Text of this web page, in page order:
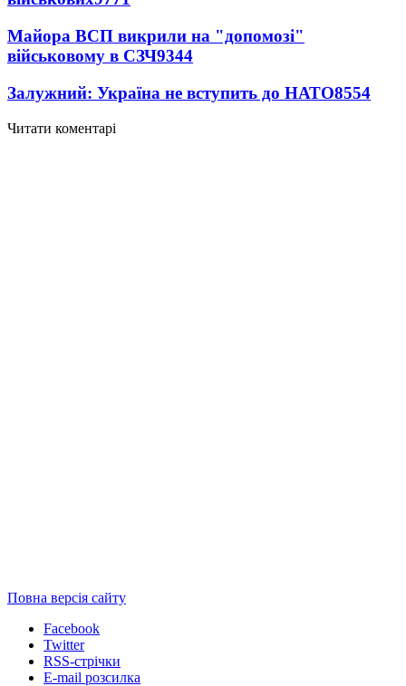
Майора ВСП викрили на "допомозі"
військовому в СЗЧ9344
Залужний: Україна не вступить до НАТО8554
Читати коментарі
Повна версія сайту
Facebook
Twitter
RSS-стрічки
E-mail розсилка